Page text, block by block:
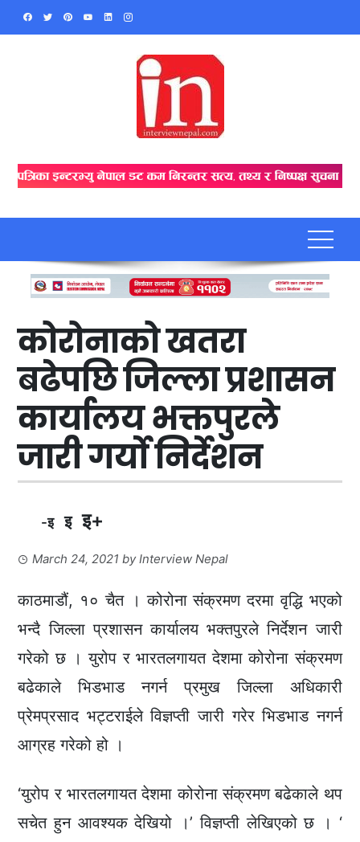
Skip
कोरोनाको खतरा
बढेपछि जिल्ला प्रशासन
कार्यालय भक्तपुरले
जारी गर्यो निर्देशन
-इ इ इ+
March 24, 2021 byInterview Nepal
काठमाडौं, १० चैत । कोरोना संक्रमण दरमा वृद्धि भएको
भन्दै जिल्ला प्रशासन कार्यालय भक्तपुरले निर्देशन जारी
गरेको छ । युरोप र भारतलगायत देशमा कोरोना संक्रमण
बढेकाले भिडभाड नगर्न प्रमुख जिल्ला अधिकारी
प्रेमप्रसाद भट्टराईले विज्ञप्ती जारी गरेर भिडभाड नगर्न
आग्रह गरेको हो ।
‘युरोप र भारतलगायत देशमा कोरोना संक्रमण बढेकाले थप
सचेत हुन आवश्यक देखियो ।’ विज्ञप्ती लेखिएको छ । ‘